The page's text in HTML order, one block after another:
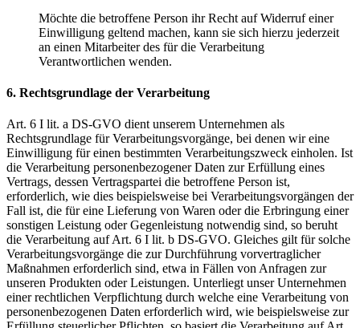
Möchte die betroffene Person ihr Recht auf Widerruf einer
Einwilligung geltend machen, kann sie sich hierzu jederzeit
an einen Mitarbeiter des für die Verarbeitung
Verantwortlichen wenden.
6. Rechtsgrundlage der Verarbeitung
Art. 6 I lit. a DS-GVO dient unserem Unternehmen als
Rechtsgrundlage für Verarbeitungsvorgänge, bei denen wir eine
Einwilligung für einen bestimmten Verarbeitungszweck einholen. Ist
die Verarbeitung personenbezogener Daten zur Erfüllung eines
Vertrags, dessen Vertragspartei die betroffene Person ist,
erforderlich, wie dies beispielsweise bei Verarbeitungsvorgängen der
Fall ist, die für eine Lieferung von Waren oder die Erbringung einer
sonstigen Leistung oder Gegenleistung notwendig sind, so beruht
die Verarbeitung auf Art. 6 I lit. b DS-GVO. Gleiches gilt für solche
Verarbeitungsvorgänge die zur Durchführung vorvertraglicher
Maßnahmen erforderlich sind, etwa in Fällen von Anfragen zur
unseren Produkten oder Leistungen. Unterliegt unser Unternehmen
einer rechtlichen Verpflichtung durch welche eine Verarbeitung von
personenbezogenen Daten erforderlich wird, wie beispielsweise zur